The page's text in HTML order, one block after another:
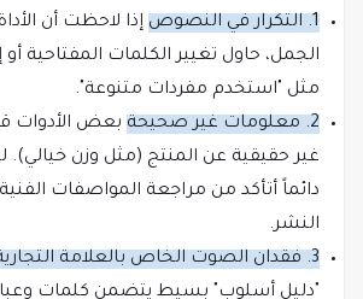
1. التكرار في النصوص
إذا لاحظت أن
الجمل، حاول تغيير الكلمات المفتاحية
مثل "استخدم مفردات متنوعة".
2. معلومات غير صحيحة
بعض الأدوات
غير حقيقية عن المنتج (مثل وزن خيالي).
دائماً أتأكد من مراجعة المواصفات
النشر.
3. فقدان الصوت الخاص بالعلامة التجارية
"دليل أسلوب" بسيط يتضمن كلمات